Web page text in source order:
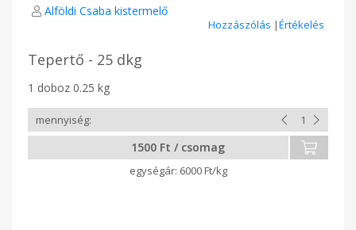
Alföldi Csaba kistermelő
Hozzászólás |Értékelés
Tepertő - 25 dkg
1 doboz 0.25 kg
1500 Ft / csomag
6000 Ft/kg